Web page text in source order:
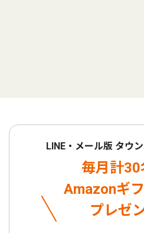
LINE・メール版 タウ
毎月計30
Amazonギ
プレゼ